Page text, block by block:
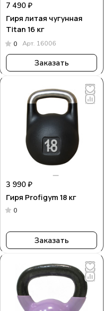
7 490 ₽
Гиря литая чугунная
Titan 16 кг
0 Арт. 16006
Заказать
3 990 ₽
Гиря Profigym 18 кг
0
Заказать